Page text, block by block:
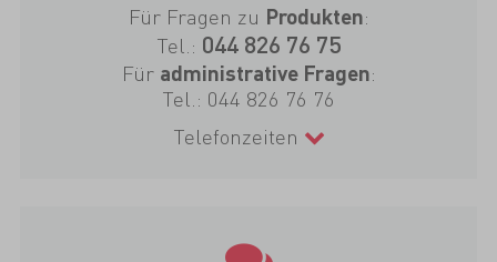
Für Fragen zu Produkten:
Tel.: 044 826 76 75
Für administrative Fragen:
Tel.: 044 826 76 76
Telefonzeiten